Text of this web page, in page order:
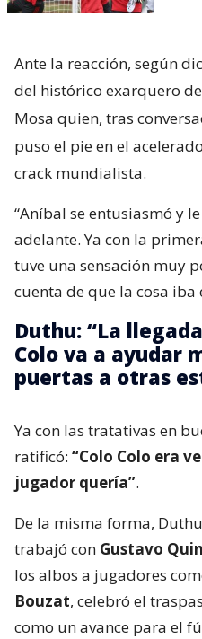
Ante la reacción, según
del histórico exarquero
Mosa quien, tras
puso el pie en el
crack mundialista.
“Aníbal se entusiasmó y
adelante. Ya con la
tuve una sensación muy
cuenta de que la cosa iba
Duthu: “La
Colo va a ayudar
puertas a otras
Ya con las tratativas en
ratificó: “Colo Colo era
jugador quería”.
De la misma forma,
trabajó con Gustavo
los albos a jugadores
Bouzat, celebró el
como un avance para el